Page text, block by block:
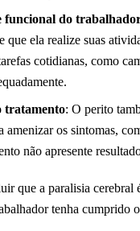
funcional do
que ela realize suas
cotidianas, como
tratamento: O perito
amenizar os sintomas,
não apresente
que a paralisia
tenha cumprido